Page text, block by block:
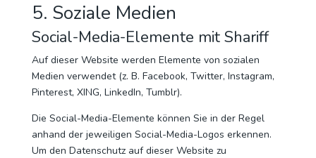
5. Soziale Medien
Social-Media-Elemente mit Shariff
Auf dieser Website werden Elemente von sozialen
Medien verwendet (z. B. Facebook, Twitter, Instagram,
Pinterest, XING, LinkedIn, Tumblr).
Die Social-Media-Elemente können Sie in der Regel
anhand der jeweiligen Social-Media-Logos erkennen.
Um den Datenschutz auf dieser Website zu